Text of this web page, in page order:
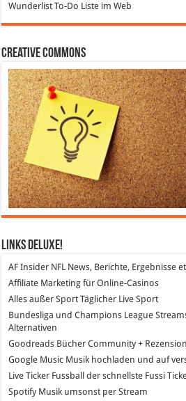
WunderlistTo-Do Liste im Web
Creative Commons
Links DeLuXe!
AF Insider NFL News, Berichte, Ergebnisse
Affiliate Marketing für Online-Casinos
Alles außer Sport Täglicher Live Sport
Bundesliga und Champions League
Alternativen
Goodreads Bücher Community +
Google Music Musik hochladen und auf
Live Ticker Fussball
der schnellste Fussi
SpotifyMusik umsonst per Stream